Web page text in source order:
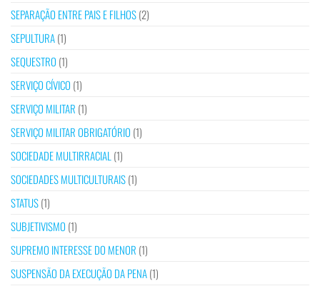
SEPARAÇÃO ENTRE PAIS E FILHOS(2)
SEPULTURA(1)
SEQUESTRO (1)
SERVIÇO CÍVICO (1)
SERVIÇO MILITAR (1)
SERVIÇO MILITAR OBRIGATÓRIO (1)
SOCIEDADE MULTIRRACIAL (1)
SOCIEDADES MULTICULTURAIS(1)
STATUS(1)
SUBJETIVISMO (1)
SUPREMO INTERESSE DO MENOR (1)
SUSPENSÃO DA EXECUÇÃO DA PENA(1)